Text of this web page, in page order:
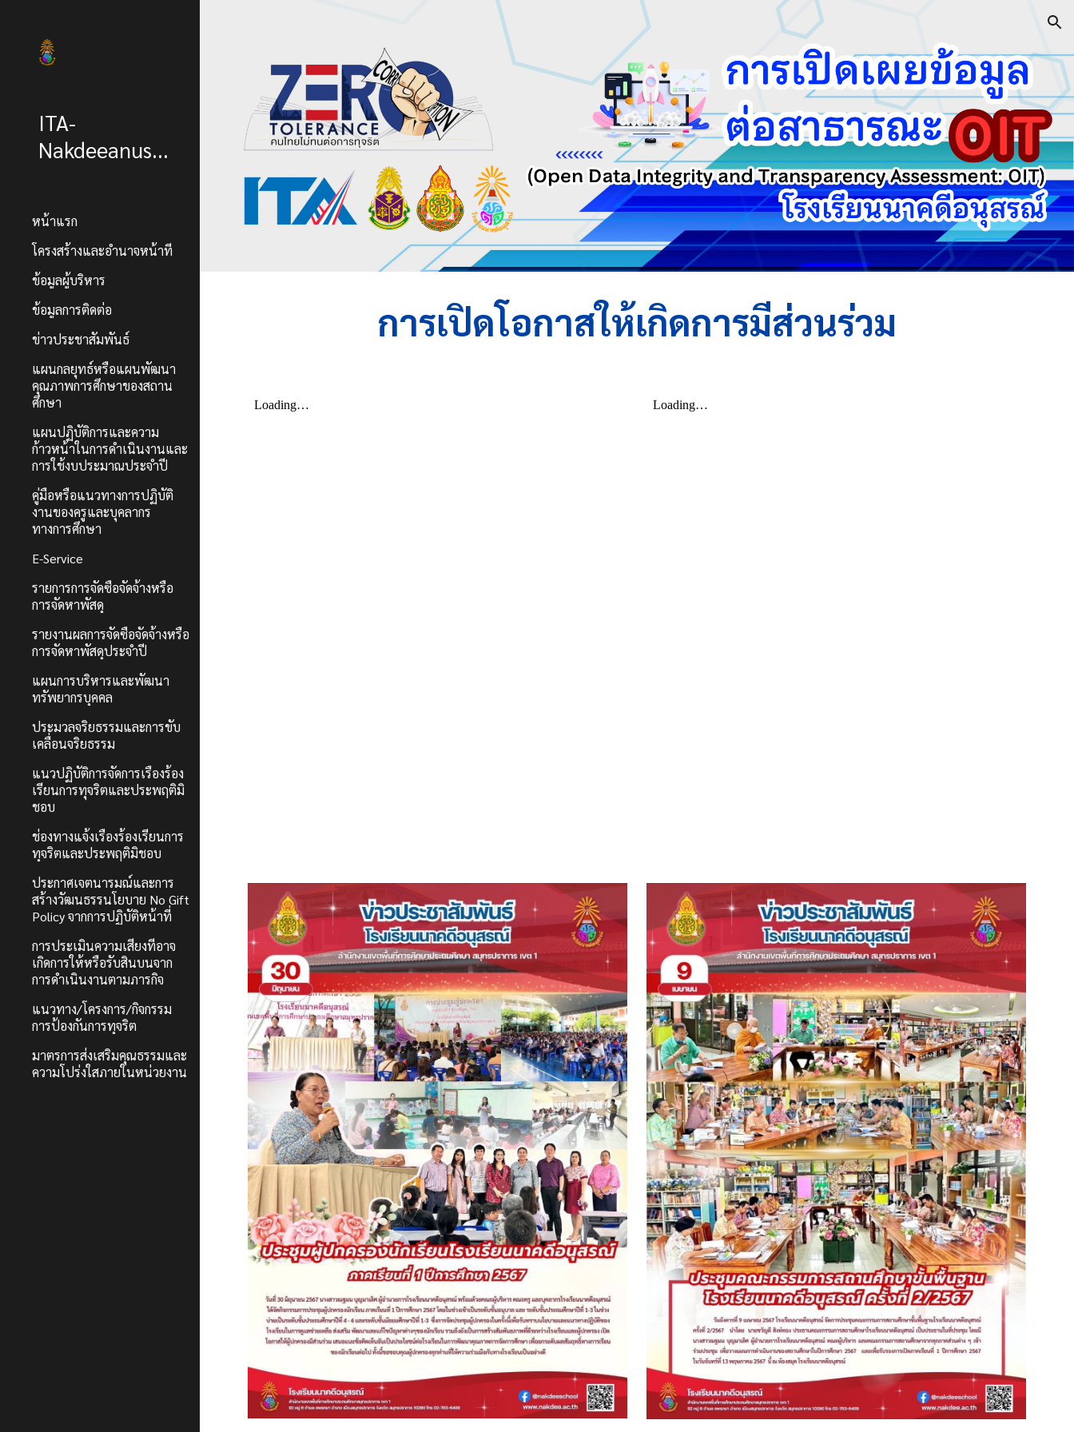
Skip to navigation
ITA-
Nakdeeanusorn
หน้าแรก
โครงสร้างและอำนาจหน้าที่
ข้อมูลผู้บริหาร
ข้อมูลการติดต่อ
ข่าวประชาสัมพันธ์
แผนกลยุทธ์หรือแผนพัฒนา
คุณภาพการศึกษาของสถาน
ศึกษา
แผนปฏิบัติการและความ
ก้าวหน้าในการดำเนินงานและ
การใช้งบประมาณประจำปี
คู่มือหรือแนวทางการปฏิบัติ
งานของครูและบุคลากร
ทางการศึกษา
E-Service
รายการการจัดซื้อจัดจ้างหรือ
การจัดหาพัสดุ
รายงานผลการจัดซื้อจัดจ้างหรือ
การจัดหาพัสดุประจำปี
แผนการบริหารและพัฒนา
ทรัพยากรบุคคล
ประมวลจริยธรรมและการขับ
เคลื่อนจริยธรรม
แนวปฏิบัติการจัดการเรื่องร้อง
เรียนการทุจริตและประพฤติมิ
ชอบ
ช่องทางแจ้งเรื่องร้องเรียนการ
ทุจริตและประพฤติมิชอบ
ประกาศเจตนารมณ์และการ
สร้างวัฒนธรรนโยบาย No Gift
Policy จากการปฏิบัติหน้าที่
การประเมินความเสี่ยงที่อาจ
เกิดการให้หรือรับสินบนจาก
การดำเนินงานตามภารกิจ
แนวทาง/โครงการ/กิจกรรม
การป้องกันการทุจริต
มาตรการส่งเสริมคุณธรรมและ
ความโปร่งใสภายในหน่วยงาน
การเปิดโอกาสให้เกิดการมีส่วนร่วม